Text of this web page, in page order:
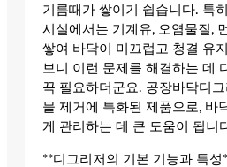
기름때가 쌓이기 쉽습니다. 특
시설에서는 기계유, 오염물질,
쌓여 바닥이 미끄럽고 청결 유
보니 이런 문제를 해결하는 데
꼭 필요하더군요. 공장바닥디
물 제거에 특화된 제품으로, 바
게 관리하는 데 큰 도움이 됩니
**디그리저의 기본 기능과 특성